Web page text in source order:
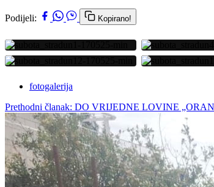
Podijeli: Kopirano!
fotogalerija
Prethodni članak: DO VRIJEDNE LOVINE